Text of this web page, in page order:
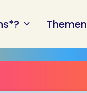
Themen